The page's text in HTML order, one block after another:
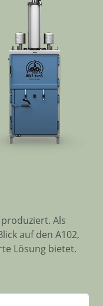
Als
auf den A102,
Lösung bietet.